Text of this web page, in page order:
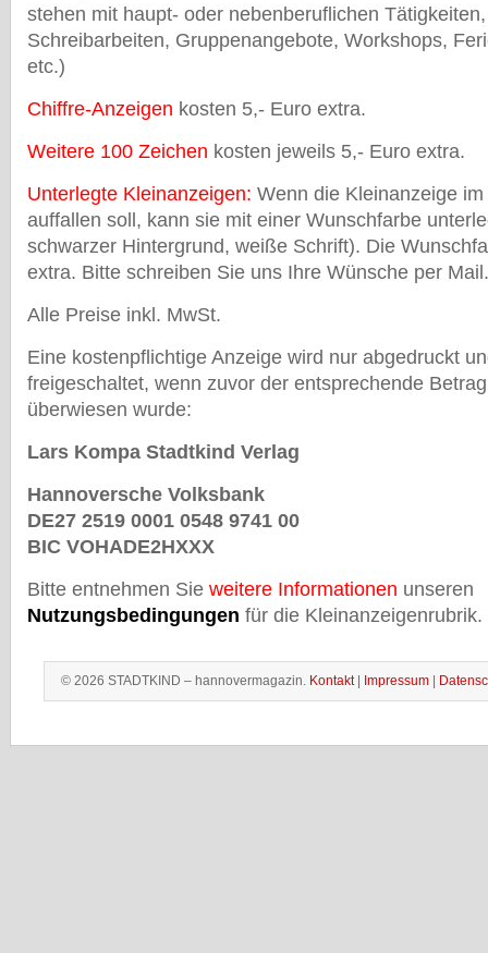
stehen mit haupt- oder nebenberuflichen
Schreibarbeiten, Gruppenangebote, Workshops,
etc.)
Chiffre-Anzeigen kosten 5,- Euro extra.
Weitere 100 Zeichen kosten jeweils 5,- Euro extra.
Unterlegte Kleinanzeigen: Wenn die Kleinanzeige
auffallen soll, kann sie mit einer Wunschfarbe
schwarzer Hintergrund, weiße Schrift). Die
extra. Bitte schreiben Sie uns Ihre Wünsche per Mail.
Alle Preise inkl. MwSt.
Eine kostenpflichtige Anzeige wird nur abgedruckt
freigeschaltet, wenn zuvor der entsprechende
überwiesen wurde:
Lars Kompa Stadtkind Verlag
Hannoversche Volksbank
DE27 2519 0001 0548 9741 00
BIC VOHADE2HXXX
Bitte entnehmen Sie weitere Informationen unseren
Nutzungsbedingungen für die Kleinanzeigenrubrik.
© 2026 STADTKIND – hannovermagazin. Kontakt| Impressum